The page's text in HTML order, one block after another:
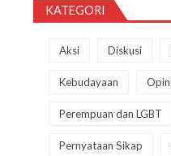
KATEGORI
Aksi Diskusi
Kebudayaan
Perempuan dan LGBT
Pernyataan Sikap